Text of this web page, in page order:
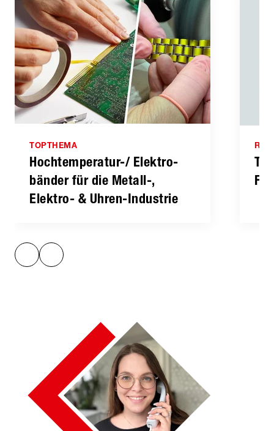
TOPTHEMA
Hochtemperatur-/ Elektro­
bänder für die Metall-,
Elektro- & Uhren-Industrie